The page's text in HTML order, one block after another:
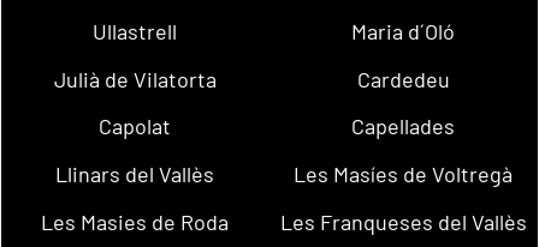
Ullastrell
Maria d´Oló
Julià de Vilatorta
Cardedeu
Capolat
Capellades
Llinars del Vallès
Les Masíes de Voltregà
Les Masies de Roda
Les Franqueses del Vallès